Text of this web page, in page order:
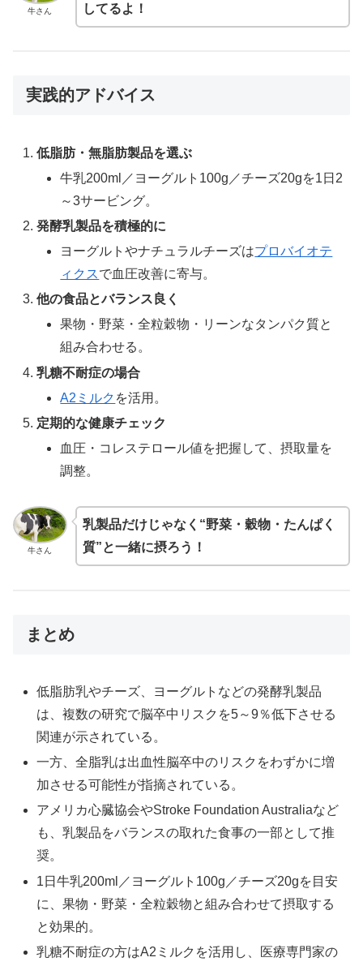
牛さん
してるよ！
実践的アドバイス
低脂肪・無脂肪製品を選ぶ
牛乳200ml／ヨーグルト100g／チーズ20gを1日2
～3サービング。
発酵乳製品を積極的に
ヨーグルトやナチュラルチーズはプロバイオテ
ィクスで血圧改善に寄与。
他の食品とバランス良く
果物・野菜・全粒穀物・リーンなタンパク質と
組み合わせる。
乳糖不耐症の場合
A2ミルク を活用。
定期的な健康チェック
血圧・コレステロール値を把握して、摂取量を
調整。
牛さん
乳製品だけじゃなく“野菜・穀物・たんぱく
質”と一緒に摂ろう！
まとめ
低脂肪乳やチーズ、ヨーグルトなどの発酵乳製品
は、複数の研究で脳卒中リスクを5～9％低下させる
関連が示されている。
一方、全脂乳は出血性脳卒中のリスクをわずかに増
加させる可能性が指摘されている。
アメリカ心臓協会やStroke Foundation Australiaなど
も、乳製品をバランスの取れた食事の一部として推
奨。
1日牛乳200ml／ヨーグルト100g／チーズ20gを目安
に、果物・野菜・全粒穀物と組み合わせて摂取する
と効果的。
乳糖不耐症の方はA2ミルクを活用し、医療専門家の